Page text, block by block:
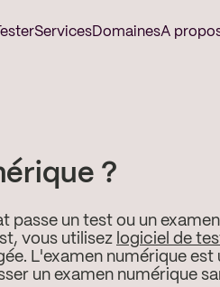
TesterServicesDomainesA
?
passe un test ou un
vous utilisez logiciel de
L'examen numérique
un examen numérique